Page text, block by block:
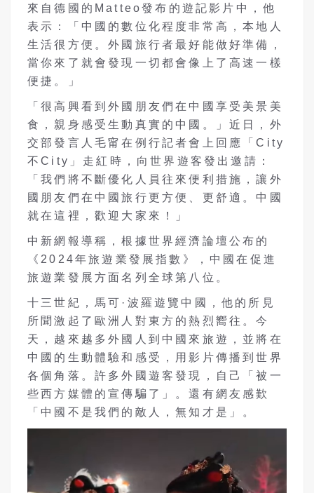
來自德國的Matteo發布的遊記影片中，他
表示：「中國的數位化程度非常高，本地人
生活很方便。外國旅行者最好能做好準備，
當你來了就會發現一切都會像上了高速一樣
便捷。」
「很高興看到外國朋友們在中國享受美景美
食，親身感受生動真實的中國。」近日，外
交部發言人毛甯在例行記者會上回應「City
不City」走紅時，向世界遊客發出邀請：
「我們將不斷優化人員往來便利措施，讓外
國朋友們在中國旅行更方便、更舒適。中國
就在這裡，歡迎大家來！」
中新網報導稱，根據世界經濟論壇公布的
《2024年旅遊業發展指數》，中國在促進
旅遊業發展方面名列全球第八位。
十三世紀，馬可·波羅遊覽中國，他的所見
所聞激起了歐洲人對東方的熱烈嚮往。今
天，越來越多外國人到中國來旅遊，並將在
中國的生動體驗和感受，用影片傳播到世界
各個角落。許多外國遊客發現，自己「被一
些西方媒體的宣傳騙了」。還有網友感歎
「中國不是我們的敵人，無知才是」。